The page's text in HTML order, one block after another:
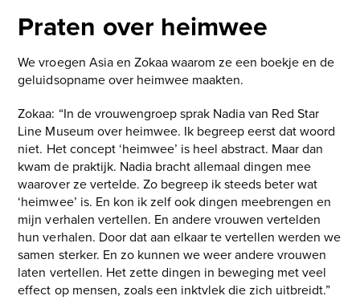
Praten over heimwee
We vroegen Asia en Zokaa waarom ze een boekje en de
geluidsopname over heimwee maakten.
Zokaa: “In de vrouwengroep sprak Nadia van Red Star
Line Museum over heimwee. Ik begreep eerst dat woord
niet. Het concept ‘heimwee’ is heel abstract. Maar dan
kwam de praktijk. Nadia bracht allemaal dingen mee
waarover ze vertelde. Zo begreep ik steeds beter wat
‘heimwee’ is. En kon ik zelf ook dingen meebrengen en
mijn verhalen vertellen. En andere vrouwen vertelden
hun verhalen. Door dat aan elkaar te vertellen werden we
samen sterker. En zo kunnen we weer andere vrouwen
laten vertellen. Het zette dingen in beweging met veel
effect op mensen, zoals een inktvlek die zich uitbreidt.”